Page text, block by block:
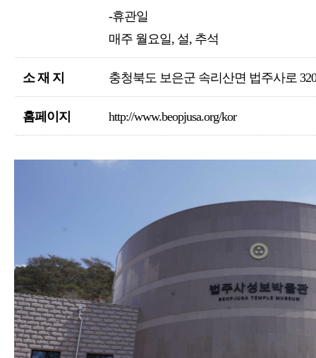
-휴관일
매주 월요일, 설, 추석
소 재 지 충청북도 보은군 속리산면 법주사로 320
홈페이지 http://www.beopjusa.org/kor